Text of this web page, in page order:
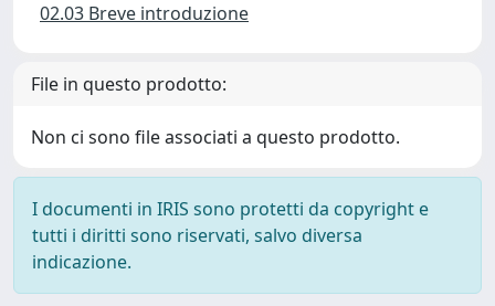
02.03 Breve introduzione
File in questo prodotto:
Non ci sono file associati a questo prodotto.
I documenti in IRIS sono protetti da copyright e
tutti i diritti sono riservati, salvo diversa
indicazione.